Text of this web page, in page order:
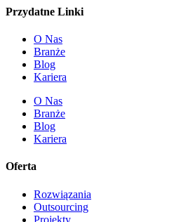
Przydatne Linki
O Nas
Branże
Blog
Kariera
O Nas
Branże
Blog
Kariera
Oferta
Rozwiązania
Outsourcing
Projekty